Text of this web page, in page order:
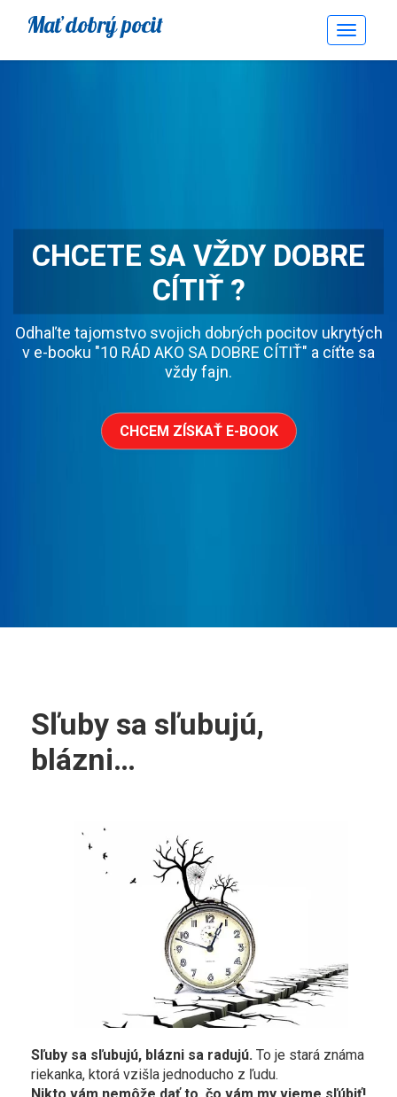
CHCETE SA VŽDY DOBRE
CÍTIŤ ?
Odhaľte tajomstvo svojich dobrých pocitov ukrytých
v e-booku "10 RÁD AKO SA DOBRE CÍTIŤ" a cíťte sa
vždy fajn.
CHCEM ZÍSKAŤ E-BOOK
Mať dobrý pocit
Toggle
Sľuby sa sľubujú,
blázni…
Sľuby sa sľubujú, blázni sa radujú. To je stará známa
riekanka, ktorá vzišla jednoducho z ľudu.
Nikto vám nemôže dať to, čo vám my vieme sľúbiť!